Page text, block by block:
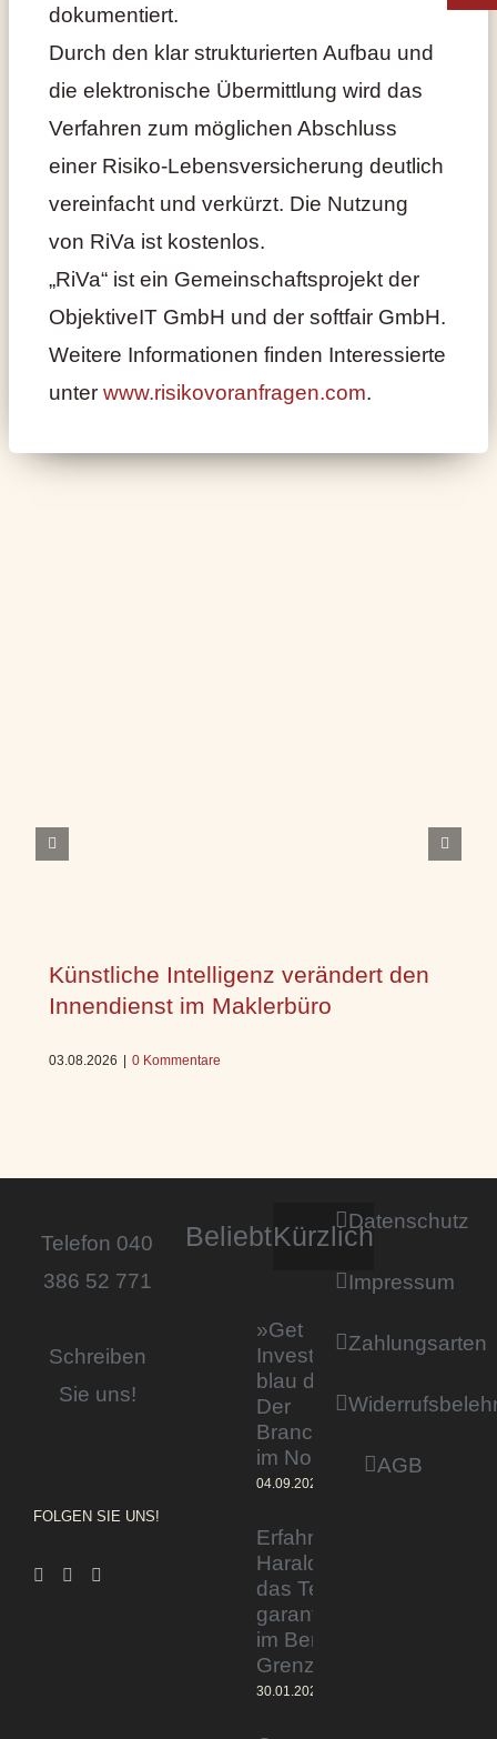
dokumentiert.
Durch den klar strukturierten Aufbau und
die elektronische Übermittlung wird das
Verfahren zum möglichen Abschluss
einer Risiko-Lebensversicherung deutlich
vereinfacht und verkürzt. Die Nutzung
von RiVa ist kostenlos.
„RiVa“ ist ein Gemeinschaftsprojekt der
ObjektiveIT GmbH und der softfair GmbH.
Weitere Informationen finden Interessierte
unter www.risikovoranfragen.com.
Künstliche Intelligenz verändert den
Innendienst im Maklerbüro
03.08.2026 0 Kommentare
Telefon 040
386 52 771
Schreiben
Sie uns!
FOLGEN SIE UNS!
BeliebtKürzlich
»Get
Invested by
blau direkt«:
Der
Branchentag
im Norden
04.09.2023
Erfahrener Experte
Harald Wesely stärkt
das Team von
garantiertmehrnetto.de
im Bereich
Grenzgänger
30.01.2024
Datenschutz
Impressum
Zahlungsarten
AGB